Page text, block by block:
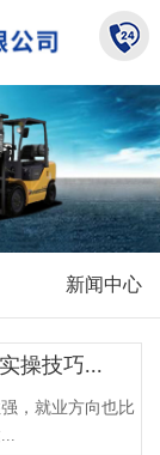
新闻中心
操技巧...
，就业方向也比